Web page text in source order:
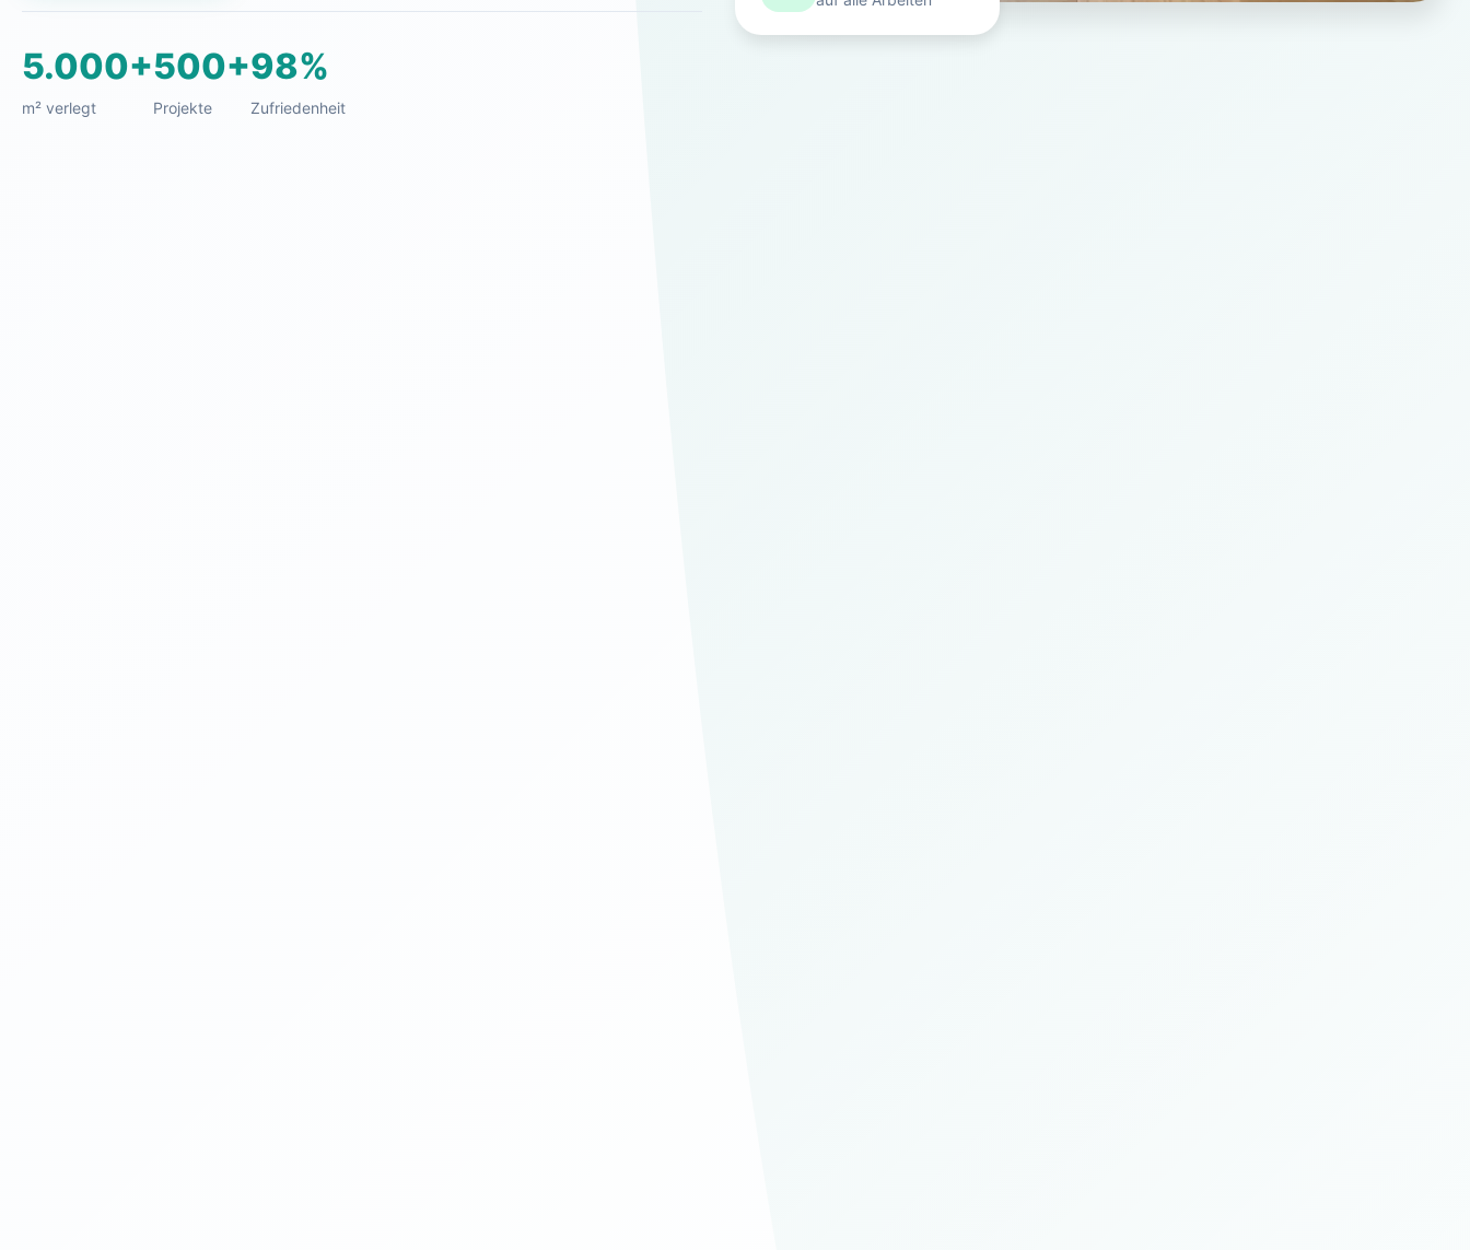
5.000+
m² verlegt
500+
Projekte
98%
Zufriedenheit